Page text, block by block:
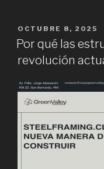
POSTED
ON
OCTUBRE 8, 2025
Por qué las
revolución